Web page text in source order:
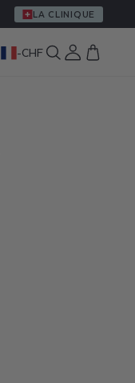
LA CLINIQUE
-CHF Connexion
Panier